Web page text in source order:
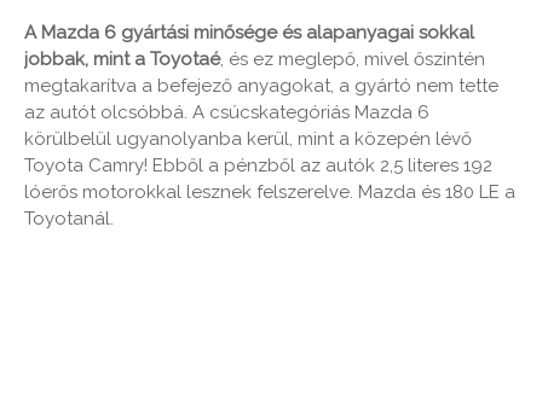
A Mazda 6 gyártási minősége és alapanyagai sokkal
jobbak, mint a Toyotaé, és ez meglepő, mivel őszintén
megtakarítva a befejező anyagokat, a gyártó nem tette
az autót olcsóbbá. A csúcskategóriás Mazda 6
körülbelül ugyanolyanba kerül, mint a közepén lévő
Toyota Camry! Ebből a pénzből az autók 2,5 literes 192
lóerős motorokkal lesznek felszerelve. Mazda és 180 LE a
Toyotanál.